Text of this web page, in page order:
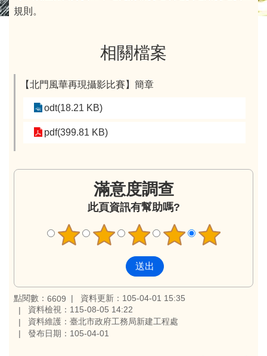
規則。
相關檔案
【北門風華再現攝影比賽】簡章
odt(18.21 KB)
pdf(399.81 KB)
滿意度調查
此頁資訊有幫助嗎?
點閱數： 6609
資料更新：105-04-01 15:35
資料檢視：115-08-05 14:22
資料維護：臺北市政府工務局新建工程處
發布日期：105-04-01